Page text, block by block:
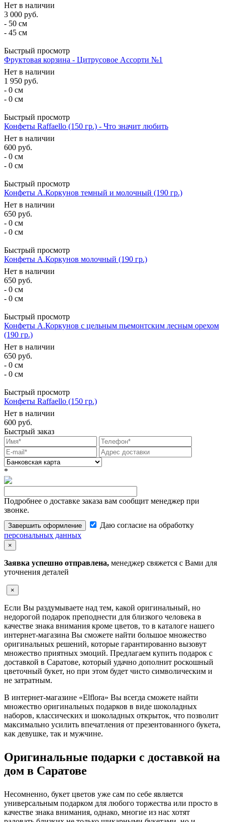
Нет в наличии
3 000 руб.
- 50 см
- 45 см
Быстрый просмотр
Фруктовая корзина - Цитрусовое Ассорти №1
Нет в наличии
1 950 руб.
- 0 см
- 0 см
Быстрый просмотр
Конфеты Raffaello (150 гр.) - Что значит любить
Нет в наличии
600 руб.
- 0 см
- 0 см
Быстрый просмотр
Конфеты А.Коркунов темный и молочный (190 гр.)
Нет в наличии
650 руб.
- 0 см
- 0 см
Быстрый просмотр
Конфеты А.Коркунов молочный (190 гр.)
Нет в наличии
650 руб.
- 0 см
- 0 см
Быстрый просмотр
Конфеты А.Коркунов с цельным пьемонтским лесным орехом
(190 гр.)
Нет в наличии
650 руб.
- 0 см
- 0 см
Быстрый просмотр
Конфеты Raffaello (150 гр.)
Нет в наличии
600 руб.
Быстрый заказ
*
Подробнее о доставке заказа вам сообщит менеджер при
звонке.
Завершить оформление
Даю согласие на обработку
персональных данных
×
Заявка успешно отправлена, менеджер свяжется с Вами для
уточнения деталей
×
Если Вы раздумываете над тем, какой оригинальный, но
недорогой подарок преподнести для близкого человека в
качестве знака внимания кроме цветов, то в каталоге нашего
интернет-магазина Вы сможете найти большое множество
оригинальных решений, которые гарантированно вызовут
множество приятных эмоций. Предлагаем купить подарок с
доставкой в Саратове, который удачно дополнит роскошный
цветочный букет, но при этом будет чисто символическим и
не затратным.
В интернет-магазине «Elflora» Вы всегда сможете найти
множество оригинальных подарков в виде шоколадных
наборов, классических и шоколадных открыток, что позволит
максимально усилить впечатления от презентованного букета,
как девушке, так и мужчине.
Оригинальные подарки с доставкой на
дом в Саратове
Несомненно, букет цветов уже сам по себе является
универсальным подарком для любого торжества или просто в
качестве знака внимания, однако, многие из нас хотят